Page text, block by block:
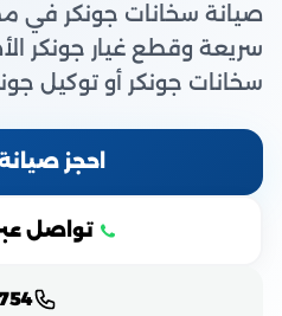
صيانة سخانات جونكر في
سريعة وقطع غيار جونكر
سخانات جونكر أو توكيل جونكر
احجز
تواصل